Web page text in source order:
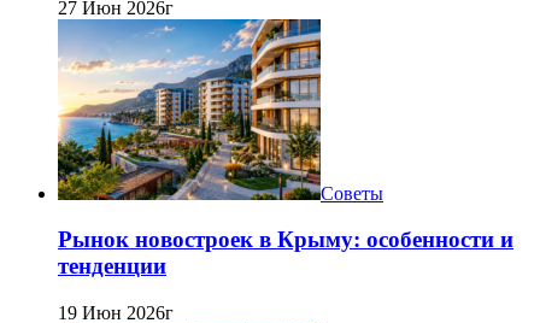
27 Июн 2026г
Советы
Рынок новостроек в Крыму: особенности и
тенденции
19 Июн 2026г